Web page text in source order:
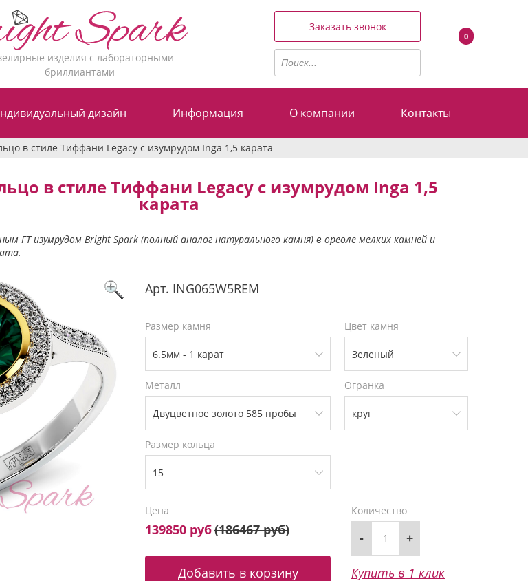
изделия с лабораторными
бриллиантами
Заказать звонок
0
дизайн Информация О компании Контакты
в стиле Тиффани Legacy с изумрудом Inga 1,5 карата
в стиле Тиффани Legacy с изумрудом Inga 1,5
карата
ГТ изумрудом Bright Spark (полный аналог натурального камня) в ореоле мелких камней и
Арт. ING065W5REM
Размер камня Цвет камня
Металл Огранка
Размер кольца
Цена
139850 руб(186467 руб)
Количество
- +
Купить в 1 клик